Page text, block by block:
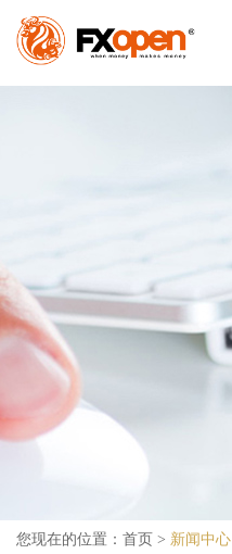
您现在的位置： 首页 > 新闻中心